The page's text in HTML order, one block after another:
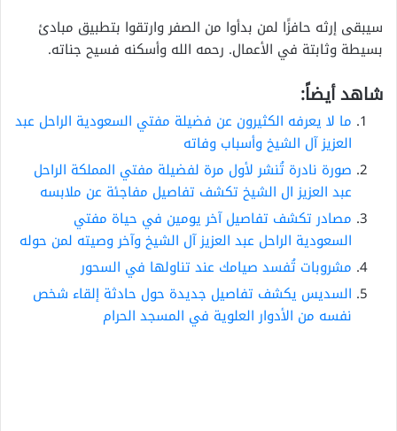
سيبقى إرثه حافزًا لمن بدأوا من الصفر وارتقوا بتطبيق مبادئ
بسيطة وثابتة في الأعمال. رحمه الله وأسكنه فسيح جناته.
شاهد أيضاً:
ما لا يعرفه الكثيرون عن فضيلة مفتي السعودية الراحل عبد
العزيز آل الشيخ وأسباب وفاته
صورة نادرة تُنشر لأول مرة لفضيلة مفتي المملكة الراحل
عبد العزيز ال الشيخ تكشف تفاصيل مفاجئة عن ملابسه
مصادر تكشف تفاصيل آخر يومين في حياة مفتي
السعودية الراحل عبد العزيز آل الشيخ وآخر وصيته لمن حوله
مشروبات تُفسد صيامك عند تناولها في السحور
السديس يكشف تفاصيل جديدة حول حادثة إلقاء شخص
نفسه من الأدوار العلوية في المسجد الحرام